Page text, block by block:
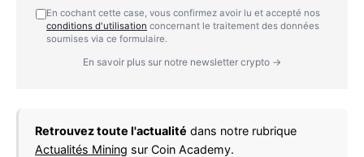
En cochant cette case, vous confirmez avoir lu et accepté nos
conditions d'utilisation concernant le traitement des données
soumises via ce formulaire.
En savoir plus sur notre newsletter crypto →
Retrouvez toute l'actualité dans notre rubrique
Actualités Mining sur Coin Academy.